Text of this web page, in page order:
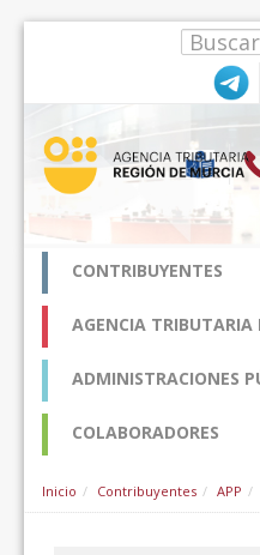
CONTRIBUYENTES
AGENCIA TRIBUTARIA
ADMINISTRACIONES
COLABORADORES
Inicio Contribuyentes APP